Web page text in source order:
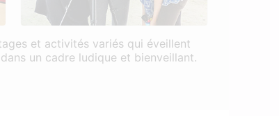
et activités variés qui éveillent
un cadre ludique et bienveillant.